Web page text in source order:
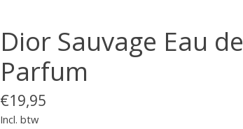
Dior Sauvage Eau de
Parfum
€19,95
Incl. btw